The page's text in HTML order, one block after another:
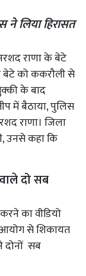
ने लिया हिरासत
राणा के बेटे
बेटे को ककरौली से
के बाद
में बैठाया, पुलिस
राणा। जिला
उनसे कहा कि
दो सब
का वीडियो
से शिकायत
दोनों सब